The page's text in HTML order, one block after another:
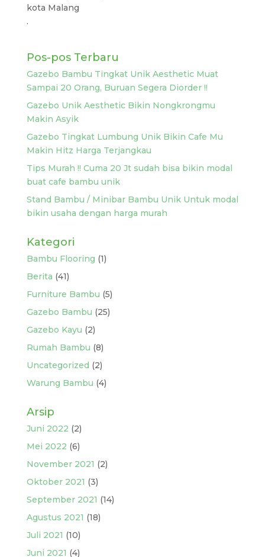
kota Malang
.
Pos-pos Terbaru
Gazebo Bambu Tingkat Unik Aesthetic Muat
Sampai 20 Orang, Buruan Segera Diorder !!
Gazebo Unik Aesthetic Bikin Nongkrongmu
Makin Asyik
Gazebo Tingkat Lumbung Unik Bikin Cafe Mu
Makin Hitz Harga Terjangkau
Tips Murah !! Cuma 20 Jt sudah bisa bikin modal
buat cafe bambu unik
Stand Bambu / Minibar Bambu Unik Untuk modal
bikin usaha dengan harga murah
Kategori
Bambu Flooring (1)
Berita (41)
Furniture Bambu (5)
Gazebo Bambu (25)
Gazebo Kayu (2)
Rumah Bambu (8)
Uncategorized (2)
Warung Bambu (4)
Arsip
Juni 2022 (2)
Mei 2022 (6)
November 2021 (2)
Oktober 2021 (3)
September 2021 (14)
Agustus 2021 (18)
Juli 2021 (10)
Juni 2021 (4)